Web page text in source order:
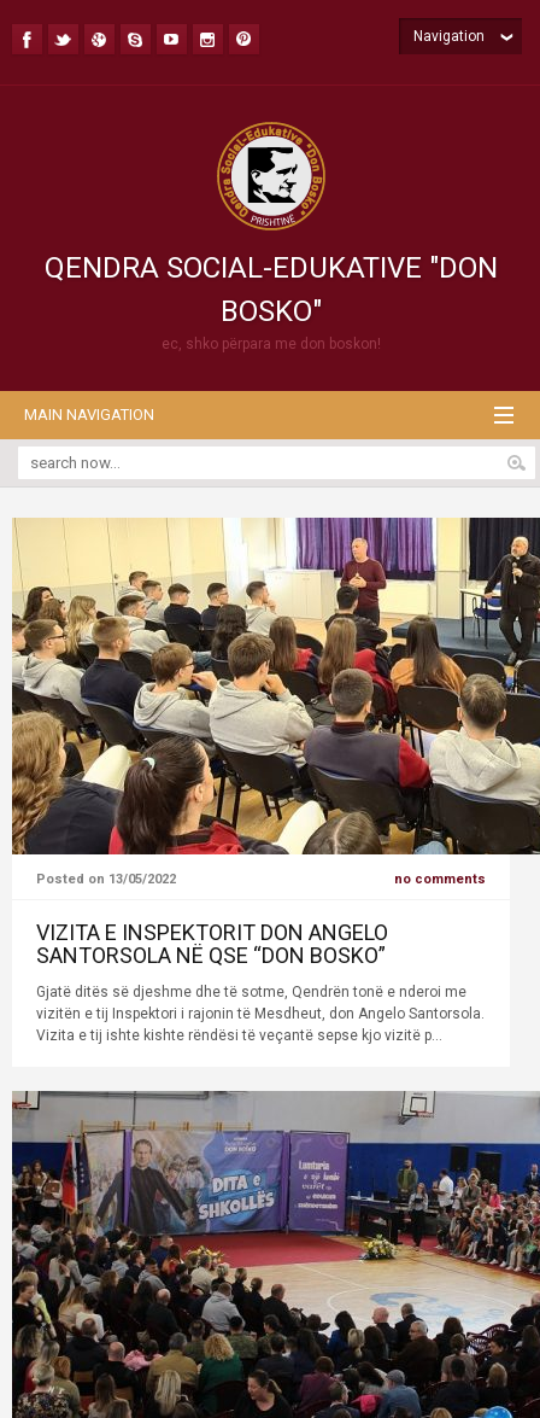
QENDRA SOCIAL-EDUKATIVE "DON
BOSKO"
ec, shko përpara me don boskon!
Navigation
MAIN NAVIGATION
Posted on 13/05/2022 no comments
VIZITA E INSPEKTORIT DON ANGELO
SANTORSOLA NË QSE “DON BOSKO”
Gjatë ditës së djeshme dhe të sotme, Qendrën tonë e nderoi me
vizitën e tij Inspektori i rajonin të Mesdheut, don Angelo Santorsola.
Vizita e tij ishte kishte rëndësi të veçantë sepse kjo vizitë p...